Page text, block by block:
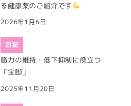
る健康薬のご紹介です
2026年1月6日
日記
筋力の維持・低下抑制に役立つ
「宝脚」
2025年11月20日